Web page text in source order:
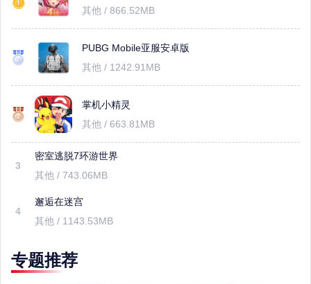
其他 / 866.52MB
PUBG Mobile亚服安卓版
其他 / 1242.91MB
掌机小精灵
其他 / 663.81MB
3
密室逃脱7环游世界
其他 / 743.06MB
4
邂逅在迷宫
其他 / 1143.53MB
专题推荐